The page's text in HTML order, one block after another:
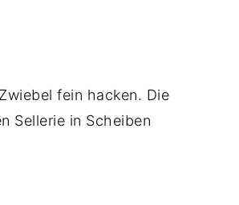
fein hacken. Die
Sellerie in Scheiben